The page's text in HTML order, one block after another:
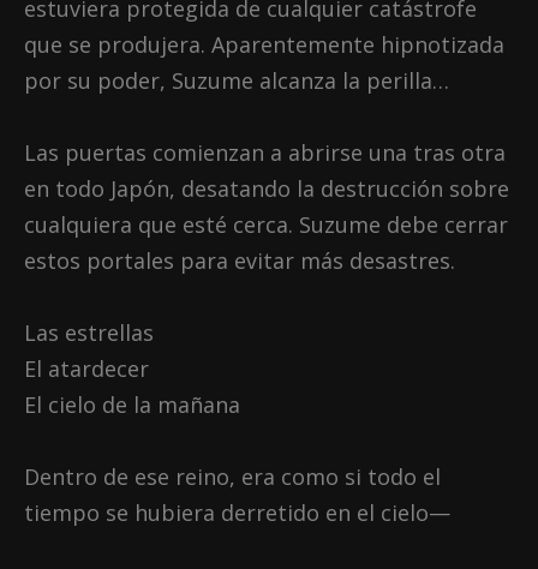
estuviera protegida de cualquier catástrofe
que se produjera. Aparentemente hipnotizada
por su poder, Suzume alcanza la perilla…
Las puertas comienzan a abrirse una tras otra
en todo Japón, desatando la destrucción sobre
cualquiera que esté cerca. Suzume debe cerrar
estos portales para evitar más desastres.
Las estrellas
El atardecer
El cielo de la mañana
Dentro de ese reino, era como si todo el
tiempo se hubiera derretido en el cielo—